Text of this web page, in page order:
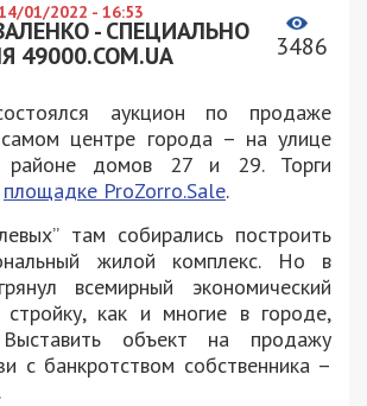
01/2022 - 16:53
- СПЕЦИАЛЬНО
49000.COM.UA
3486
аукцион по продаже
центре города – на улице
районе домов 27 и 29. Торги
площадке ProZorro.Sale.
там собирались построить
жилой комплекс. Но в
всемирный экономический
как и многие в городе,
Выставить объект на продажу
с банкротством собственника –